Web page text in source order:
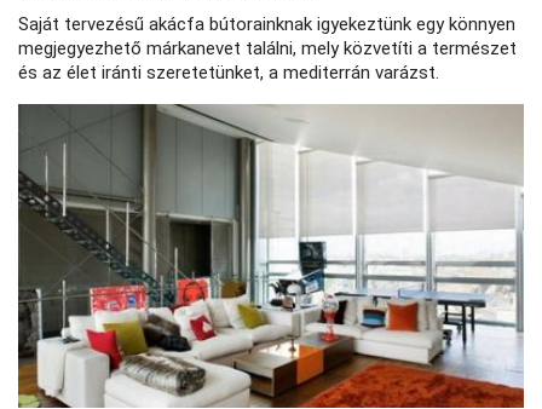
Saját tervezésű akácfa bútorainknak igyekeztünk egy könnyen
megjegyezhető márkanevet találni, mely közvetíti a természet
és az élet iránti szeretetünket, a mediterrán varázst.